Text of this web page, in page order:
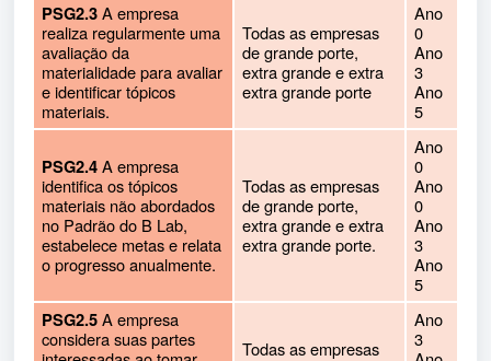
PSG2.3A empresa
realiza regularmente uma
avaliação da
materialidade para avaliar
e identificar tópicos
materiais.
Todas as empresas
de grande porte,
extra grande e extra
extra grande porte
Ano
0
Ano
3
Ano
5
PSG2.4A empresa
identifica os tópicos
materiais não abordados
no Padrão do B Lab,
estabelece metas e relata
o progresso anualmente.
Todas as empresas
de grande porte,
extra grande e extra
extra grande porte.
Ano
0
Ano
0
Ano
3
Ano
5
PSG2.5A empresa
considera suas partes
Todas as empresas
Ano
3